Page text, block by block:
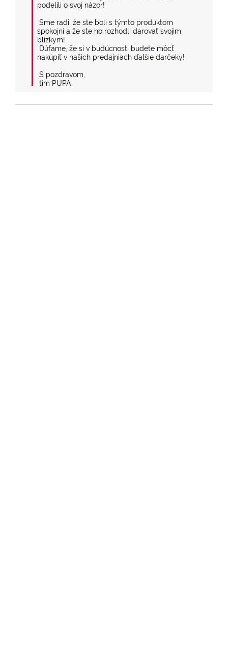
podelili o svoj názor!
spokojní a že ste ho rozhodli darovať svojim
blízkym!
nakúpiť v našich predajniach ďalšie darčeky!
tím PUPA